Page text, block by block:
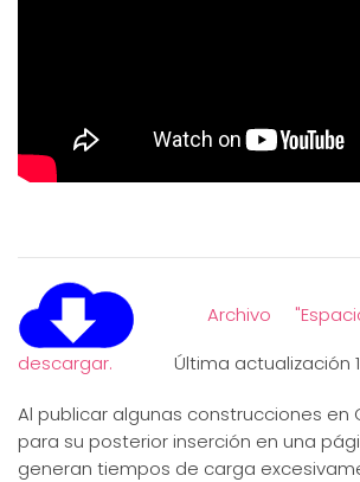
Archivo
descargar.
Última actualización
Al publicar algunas construcciones en
para su posterior inserción en una
generan tiempos de carga